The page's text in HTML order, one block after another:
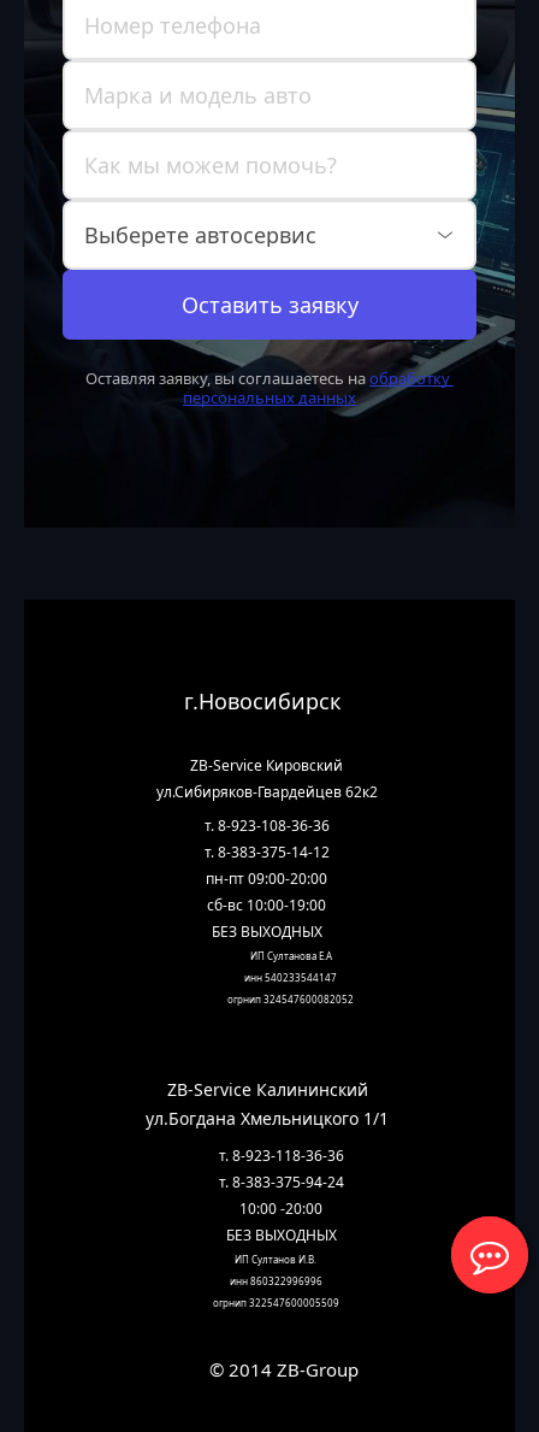
Оставить заявку
Оставляя заявку, вы соглашаетесь на обработку
персональных данных
© 2014 ZB-Group
г.Новосибирск
т. 8-923-108-36-36
т. 8-383-375-14-12
пн-пт 09:00-20:00
сб-вс 10:00-19:00
БЕЗ ВЫХОДНЫХ
ZB-Service Калининский
ул.Богдана Хмельницкого 1/1
т. 8-923-118-36-36
т. 8-383-375-94-24
10:00 -20:00
БЕЗ ВЫХОДНЫХ
ZB-Service Кировский
ул.Сибиряков-Гвардейцев 62к2
ИП Султанова Е.А
инн 540233544147
огрнип 324547600082052
ИП Султанов И.В.
инн 860322996996
огрнип 322547600005509